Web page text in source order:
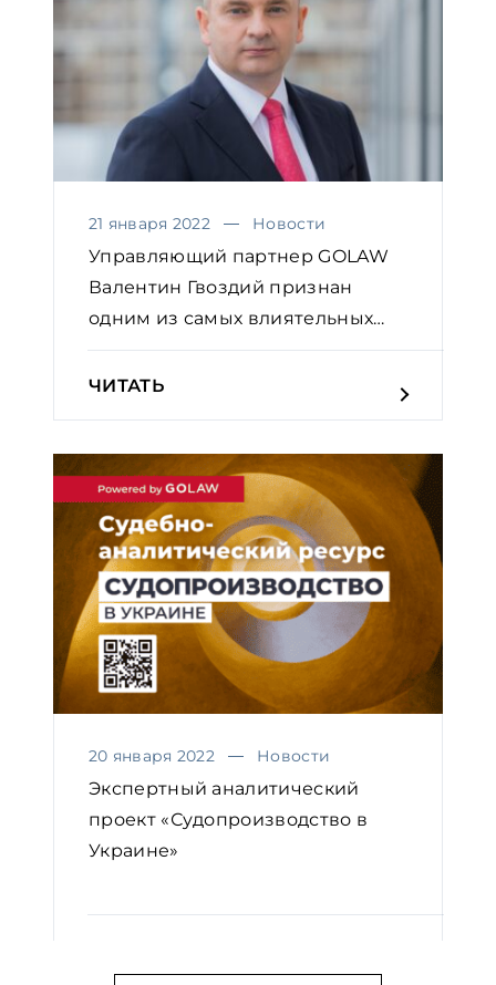
21 января 2022 Новости
Управляющий партнер GOLAW
Валентин Гвоздий признан
одним из самых влиятельных
юр...
ЧИТАТЬ
20 января 2022 Новости
Экспертный аналитический
проект «Судопроизводство в
Украине»